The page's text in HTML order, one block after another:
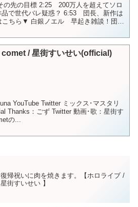
先の目標 2:25 200万人を超えてソロ
で世代バレ疑惑？ 6:53 団長、新作は
こちら▼ 白銀ノエル 早起き雑談！団員
comet / 星街すいせい(official)
YouTube Twitter ミックス･マスタリ
Thanks：ごず Twitter 動画･歌：星街す
の...
復帰祝いに肉を焼きます。【ホロライブ /
星街すいせい 】